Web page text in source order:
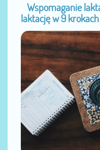
Wspomaganie
laktację w 9 krokach